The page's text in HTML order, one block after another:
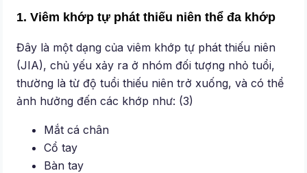
1. Viêm khớp tự phát thiếu niên thể đa khớp
Đây là một dạng của viêm khớp tự phát thiếu niên
(JIA), chủ yếu xảy ra ở nhóm đối tượng nhỏ tuổi,
thường là từ độ tuổi thiếu niên trở xuống, và có thể
ảnh hưởng đến các khớp như: (3)
Mắt cá chân
Cổ tay
Bàn tay